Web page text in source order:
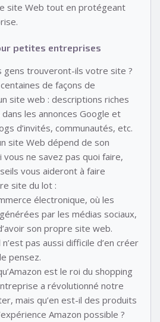
site Web tout en protégeant
petites entreprises
gens trouveront-ils votre site ?
de façons de
site web : descriptions riches
les annonces Google et
d’invités, communautés, etc.
site Web dépend de son
vous ne savez pas quoi faire,
vous aideront à faire
site du lot :
électronique, où les
par les médias sociaux,
son propre site web.
pas aussi difficile d’en créer
pensez.
est le roi du shopping
a révolutionné notre
mais qu’en est-il des produits
Amazon possible ?